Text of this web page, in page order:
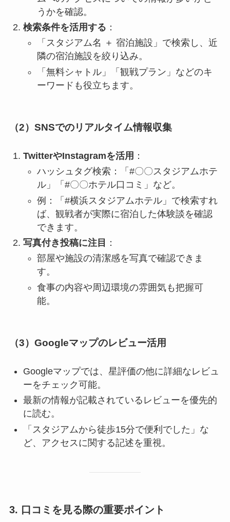
うかを確認。
検索条件を活用する ：
「スタジアム名 ＋ 宿泊施設」で検索し、近
隣の宿泊施設を絞り込み。
「無料シャトル」「観戦プラン」などのキ
ーワードも役立ちます。
（2）SNSでのリアルタイム情報収集
TwitterやInstagramを活用 ：
ハッシュタグ検索：「#〇〇スタジアムホテ
ル」「#〇〇ホテル口コミ」など。
例：「#横浜スタジアムホテル」で検索すれ
ば、観戦者が実際に宿泊した体験談を確認
できます。
写真付き投稿に注目
：
部屋や施設の清潔感を写真で確認できま
す。
食事の内容や周辺環境の雰囲気も把握可
能。
（3）Googleマップのレビュー活用
Googleマップでは、星評価の他に詳細なレビュ
ーをチェック可能。
最新の情報が記載されているレビューを優先的
に読む。
「スタジアムから徒歩15分で便利でした」な
ど、アクセスに関する記述を重視。
3. 口コミを見る際の重要ポイント